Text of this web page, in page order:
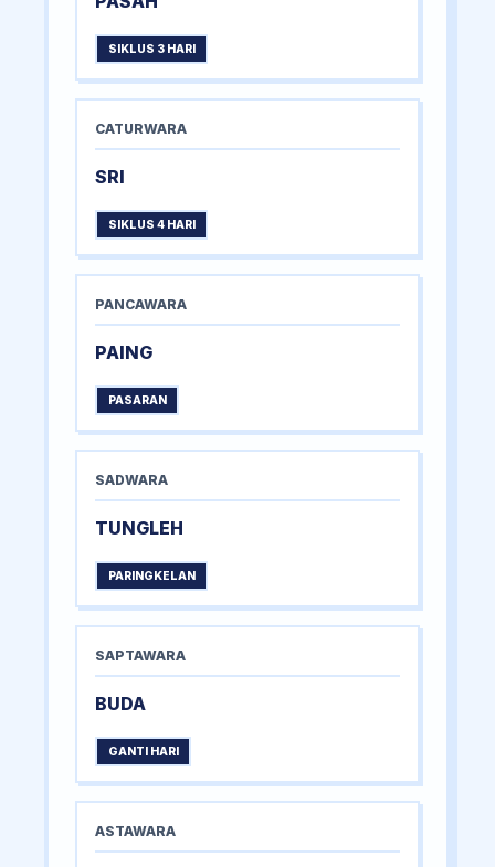
SIKLUS 3 HARI
CATURWARA
SRI
SIKLUS 4 HARI
PANCAWARA
PAING
PASARAN
SADWARA
TUNGLEH
PARINGKELAN
SAPTAWARA
BUDA
GANTI HARI
ASTAWARA